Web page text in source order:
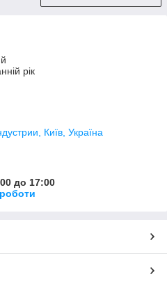
рік
Київ, Україна
до 17:00